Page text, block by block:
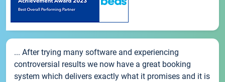
... After trying many software and experiencing
controversial results we now have a great booking
system which delivers exactly what it promises and it is